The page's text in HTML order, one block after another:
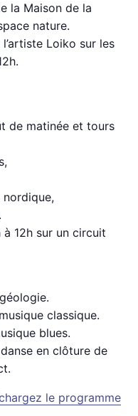
la Maison de la
nature.
Loiko sur les
de matinée et tours
nordique,
12h sur un circuit
classique.
blues.
en clôture de
le programme